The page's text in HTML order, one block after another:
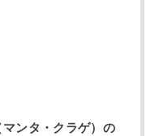
ンタ・クラゲ）の